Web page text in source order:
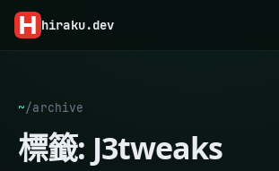
hiraku.dev
~/archive
標籤: J3tweaks